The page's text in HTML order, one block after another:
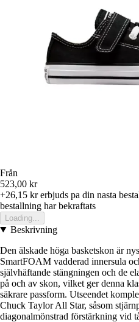
Från
523,00 kr
+26,15 krerbjuds pa din nasta
bestallning har bekraftats
Loading...
Beskrivning
Den älskade höga basketskon är
SmartFOAM vadderad innersula
självhäftande stängningen och de
på och av skon, vilket ger denna
säkrare passform. Utseendet
Chuck Taylor All Star, såsom
diagonalmönstrad förstärkning vid